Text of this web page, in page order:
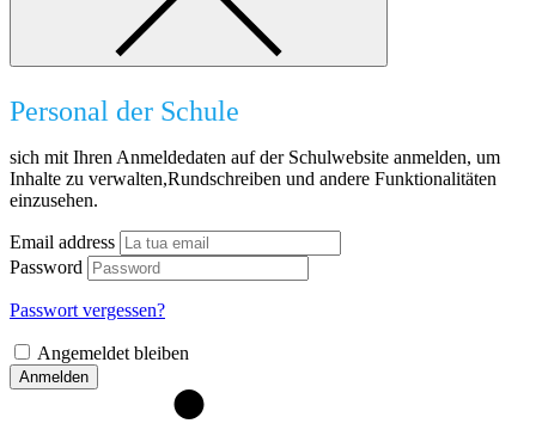
Personal der Schule
sich mit Ihren Anmeldedaten auf der Schulwebsite anmelden, um
Inhalte zu verwalten,Rundschreiben und andere Funktionalitäten
einzusehen.
Email address
Password
Passwort vergessen?
Angemeldet bleiben
Anmelden